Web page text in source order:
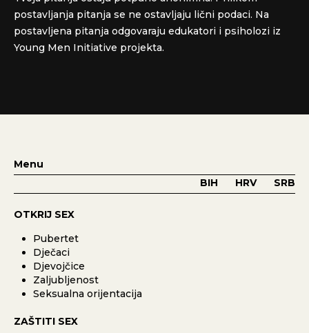
postavljanja pitanja se ne ostavljaju lični podaci. Na
postavljena pitanja odgovaraju edukatori i psiholozi iz
Young Men Initiative projekta.
Menu
BIH
HRV SRB
OTKRIJ SEX
Pubertet
Dječaci
Djevojčice
Zaljubljenost
Seksualna orijentacija
ZAŠTITI SEX